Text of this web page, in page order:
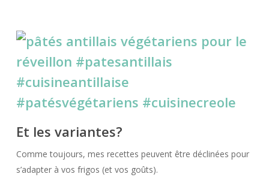
Et les variantes?
Comme toujours, mes recettes peuvent être déclinées pour
s’adapter à vos frigos (et vos goûts).